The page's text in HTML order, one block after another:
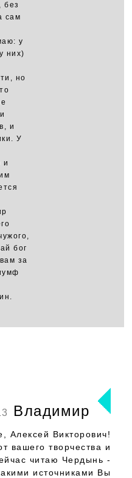
без
сам
у
них)
но
и
У
и
бог
за
Владимир
Алексей Викторович!
вашего творчества и
читаю Чердынь -
источниками Вы